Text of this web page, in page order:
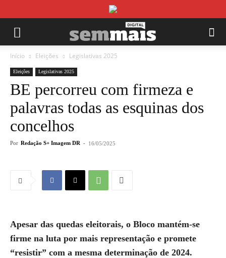
Início Eleições Legislativas 2025
Eleições Legislativas 2025
BE percorreu com firmeza e
palavras todas as esquinas dos
concelhos
Por Redação S+ Imagem DR - 16/05/2025
Apesar das quedas eleitorais, o Bloco mantém-se
firme na luta por mais representação e promete
“resistir” com a mesma determinação de 2024.